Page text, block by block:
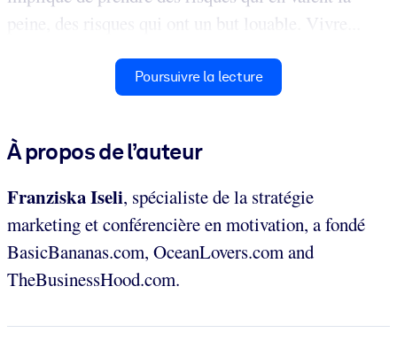
peine, des risques qui ont un but louable. Vivre...
Poursuivre la lecture
À propos de l’auteur
Franziska Iseli, spécialiste de la stratégie
marketing et conférencière en motivation, a fondé
BasicBananas.com, OceanLovers.com and
TheBusinessHood.com.